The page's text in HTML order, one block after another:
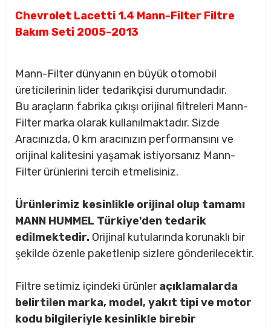
Ürünleri
Chevrolet Lacetti 1.4 Mann-Filter Filtre
Bakım Seti 2005-2013
Mann-Filter dünyanın en büyük otomobil
üreticilerinin lider tedarikçisi durumundadır.
Bu araçların fabrika çıkışı orijinal filtreleri Mann-
Filter marka olarak kullanılmaktadır. Sizde
Aracınızda, 0 km aracınızın performansını ve
orijinal kalitesini yaşamak istiyorsanız Mann-
Filter ürünlerini tercih etmelisiniz.
Ürünlerimiz kesinlikle orijinal olup tamamı
MANN HUMMEL Türkiye'den tedarik
edilmektedir. Orijinal kutularında korunaklı bir
şekilde özenle paketlenip sizlere gönderilecektir.
Filtre setimiz içindeki ürünleraçıklamalarda
belirtilen marka, model, yakıt tipi ve motor
kodu bilgileriyle kesinlikle birebir